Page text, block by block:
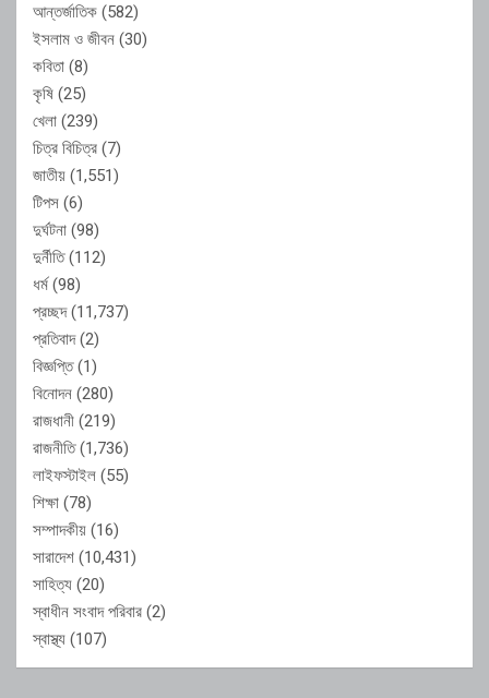
আন্তর্জাতিক (582)
ইসলাম ও জীবন (30)
কবিতা (8)
কৃষি (25)
খেলা (239)
চিত্র বিচিত্র (7)
জাতীয় (1,551)
টিপস (6)
দুর্ঘটনা (98)
দুর্নীতি(112)
ধর্ম(98)
প্রচ্ছদ(11,737)
প্রতিবাদ(2)
বিজ্ঞপ্তি(1)
বিনোদন (280)
রাজধানী (219)
রাজনীতি(1,736)
লাইফস্টাইল (55)
শিক্ষা (78)
সম্পাদকীয় (16)
সারাদেশ (10,431)
সাহিত্য (20)
স্বাধীন সংবাদ পরিবার (2)
স্বাস্থ্য (107)